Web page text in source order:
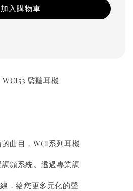
加入購物車
監聽耳機
曲目，WCI系列耳機
頻系統。透過專業調
，給您更多元化的聲